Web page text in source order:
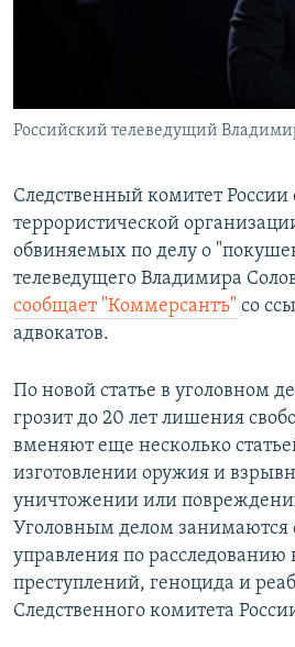
УКРАИНСКАЯ ПРОБЛЕМА КРЫМА
Российский телеведущий
Следственный комитет России
террористической
обвиняемых по делу о
телеведущего Владимира
сообщает "Коммерсантъ" со
адвокатов.
По новой статье в уголовном
грозит до 20 лет лишения
вменяют еще несколько
изготовлении оружия и
уничтожении или
Уголовным делом занимаются
управления по
преступлений, геноцида и
Следственного комитета